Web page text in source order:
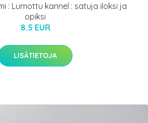
: Lumottu kannel : satuja iloksi ja
opiksi
8.5 EUR
LISÄTIETOJA